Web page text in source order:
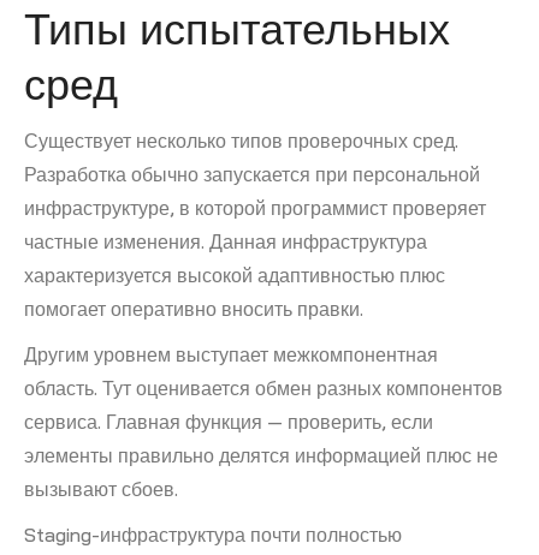
Типы испытательных
сред
Существует несколько типов проверочных сред.
Разработка обычно запускается при персональной
инфраструктуре, в которой программист проверяет
частные изменения. Данная инфраструктура
характеризуется высокой адаптивностью плюс
помогает оперативно вносить правки.
Другим уровнем выступает межкомпонентная
область. Тут оценивается обмен разных компонентов
сервиса. Главная функция — проверить, если
элементы правильно делятся информацией плюс не
вызывают сбоев.
Staging-инфраструктура почти полностью